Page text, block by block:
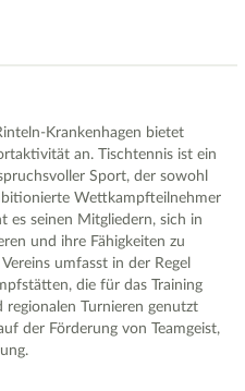
Krankenhagen bietet
an. Tischtennis ist ein
Sport, der sowohl
Wettkampfteilnehmer
es seinen Mitgliedern, sich in
und ihre Fähigkeiten zu
umfasst in der Regel
die für das Training
regionalen Turnieren genutzt
der Förderung von Teamgeist,